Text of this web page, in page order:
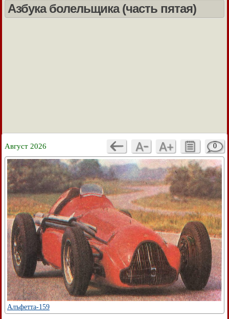
Азбука болельщика (часть пятая)
Август 2026 0
Алъфетта-159